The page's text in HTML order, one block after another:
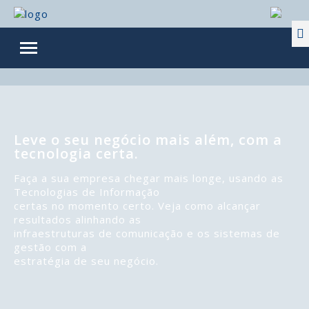
Leve o seu negócio mais além, com a
tecnologia certa.
Faça a sua empresa chegar mais longe, usando as
Tecnologias de Informação
certas no momento certo. Veja como alcançar
resultados alinhando as
infraestruturas de comunicação e os sistemas de
gestão com a
estratégia de seu negócio.